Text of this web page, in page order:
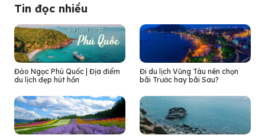
Tin đọc nhiều
Đảo Ngọc Phú Quốc | Địa điểm
du lịch đẹp hút hồn
Đi du lịch Vũng Tàu nên chọn
bãi Trước hay bãi Sau?